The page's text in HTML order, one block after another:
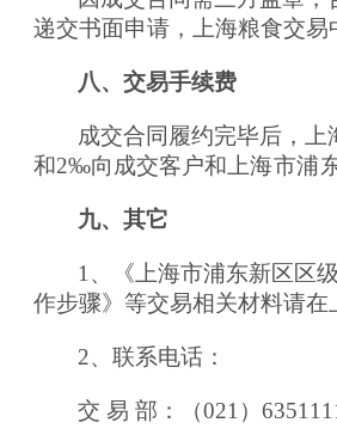
递交书面申请，上海粮食交
八、交易手续费
成交合同履约完毕后，
和2‰向成交客户和 上海市浦
九、其它
1、《上海市浦东新区区
作步骤》等交易相关材料请在
2、联系电话：
交 易 部：（021）